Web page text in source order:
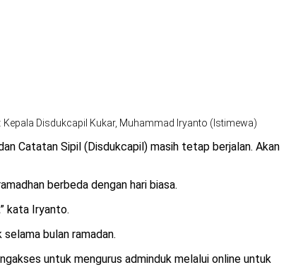
Kepala Disdukcapil Kukar, Muhammad Iryanto (Istimewa)
Catatan Sipil (Disdukcapil) masih tetap berjalan. Akan
berbeda dengan hari biasa.
kata Iryanto.
bulan ramadan.
untuk mengurus adminduk melalui online untuk